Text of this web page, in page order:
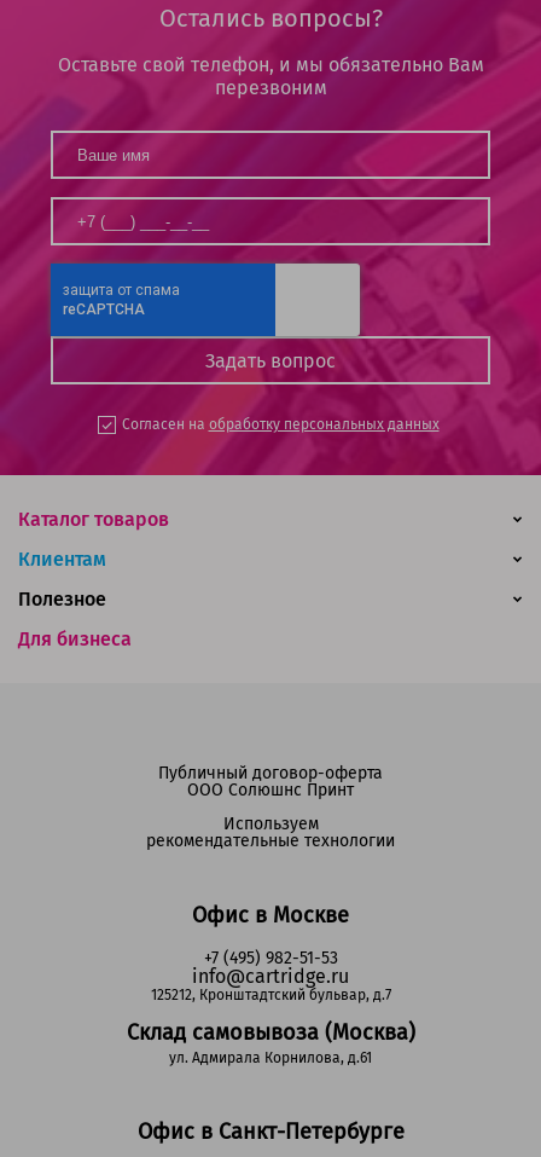
Остались вопросы?
Оставьте свой телефон, и мы обязательно Вам
перезвоним
Согласен на обработку персональных данных
Каталог товаров
Клиентам
Для бизнеса
Полезное
Офис в Москве
+7 (495) 982-51-53
info@cartridge.ru
125212, Кронштадтский бульвар, д.7
Склад самовывоза (Москва)
ул. Адмирала Корнилова, д.61
Офис в Санкт-Петербурге
Публичный договор-оферта
ООО Солюшнс Принт
Используем
рекомендательные технологии